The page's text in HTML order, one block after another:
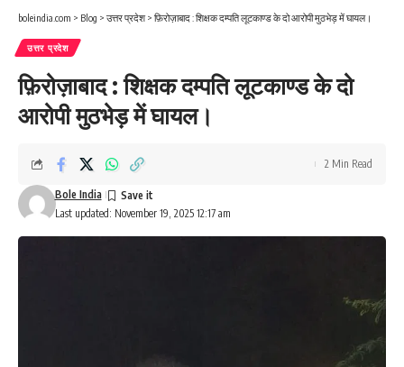
boleindia.com > Blog > उत्तर प्रदेश> फ़िरोज़ाबाद : शिक्षक दम्पति लूटकाण्ड के दो आरोपी मुठभेड़ में घायल।
उत्तर प्रदेश
फ़िरोज़ाबाद : शिक्षक दम्पति लूटकाण्ड के दो
आरोपी मुठभेड़ में घायल।
Last updated: November 19, 2025 12:17 am
Bole India
2 Min Read